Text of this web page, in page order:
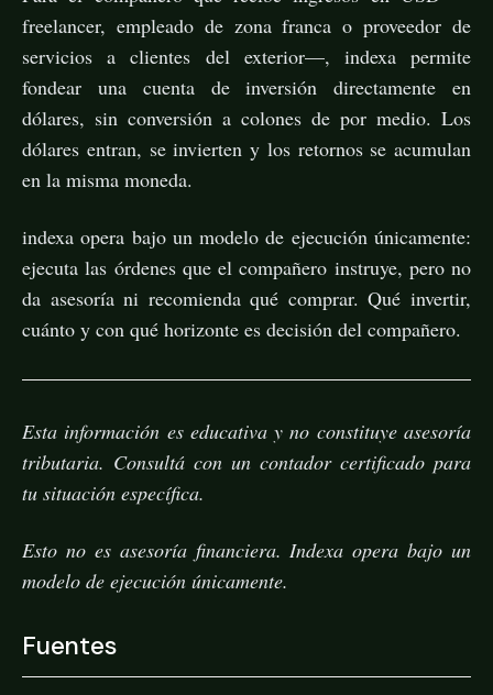
freelancer, empleado de zona franca o proveedor de
servicios a clientes del exterior—, indexa permite
fondear una cuenta de inversión directamente en
dólares, sin conversión a colones de por medio. Los
dólares entran, se invierten y los retornos se acumulan
en la misma moneda.
indexa opera bajo un modelo de ejecución únicamente:
ejecuta las órdenes que el compañero instruye, pero no
da asesoría ni recomienda qué comprar. Qué invertir,
cuánto y con qué horizonte es decisión del compañero.
Esta información es educativa y no constituye asesoría
tributaria. Consultá con un contador certificado para
tu situación específica.
Esto no es asesoría financiera. Indexa opera bajo un
modelo de ejecución únicamente.
Fuentes